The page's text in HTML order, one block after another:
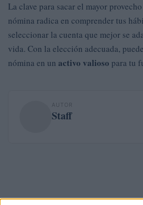
La clave para sacar el mayor
nómina radica en comprender tus
seleccionar la cuenta que mejor se
vida. Con la elección adecuada,
nómina en un activo valioso para tu
AUTOR
Staff